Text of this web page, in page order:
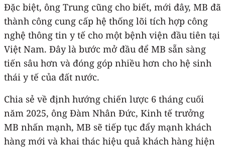
Đặc biệt, ông Trung cũng cho biết, mới đây, MB đã
thành công cung cấp hệ thống lõi tích hợp công
nghệ thông tin y tế cho một bệnh viện đầu tiên tại
Việt Nam. Đây là bước mở đầu để MB sẵn sàng
tiến sâu hơn và đóng góp nhiều hơn cho hệ sinh
thái y tế của đất nước.
Chia sẻ về định hướng chiến lược 6 tháng cuối
năm 2025, ông Đàm Nhân Đức, Kinh tế trưởng
MB nhấn mạnh, MB sẽ tiếp tục đẩy mạnh khách
hàng mới và khai thác hiệu quả khách hàng hiện